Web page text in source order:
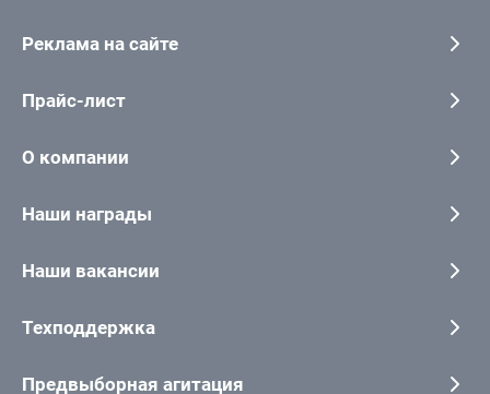
Реклама на сайте
Прайс-лист
О компании
Наши награды
Наши вакансии
Техподдержка
Предвыборная агитация